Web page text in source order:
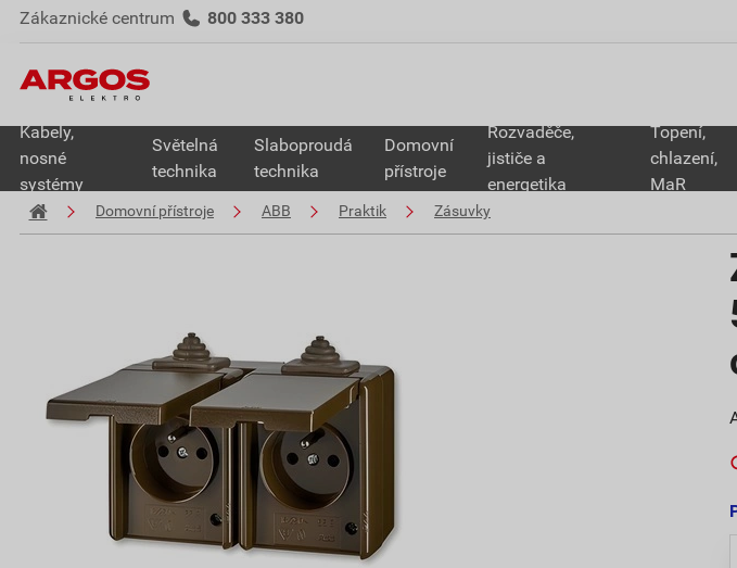
Zákaznické centrum 800 333 380
Kabely,
nosné
systémy
Světelná
technika
Slaboproudá
technika
Domovní
přístroje
Rozvaděče,
jističe a
energetika
Topení,
chlazení,
MaR
Domovní přístroje ABB Praktik Zásuvky